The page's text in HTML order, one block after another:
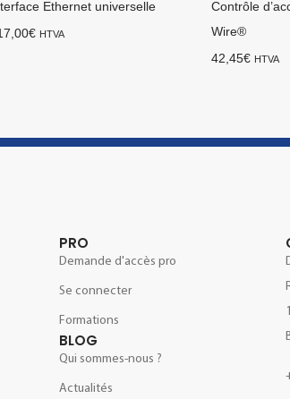
Ethernet universelle
€ HTVA
Contrôle
Wire®
42,45€ HTVA
PRO
Demande d'accès pro
Se connecter
Formations
BLOG
Qui sommes-nous ?
Actualités